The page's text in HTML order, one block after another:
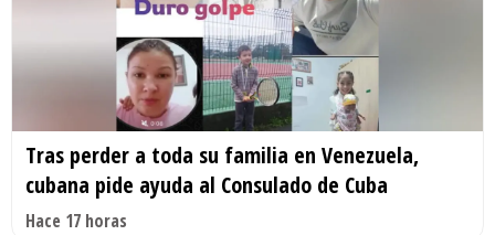
Tras perder a toda su familia en Venezuela,
cubana pide ayuda al Consulado de Cuba
Hace 17 horas